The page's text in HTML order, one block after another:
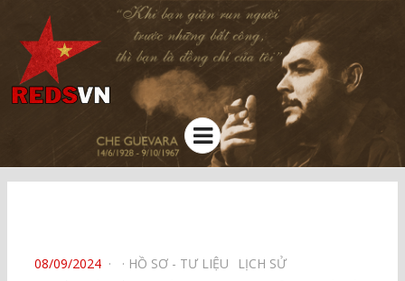
Kênh chia sẻ tri thức cộng đồng
Menu
POSTED
08/09/2024 HỒ SƠ - TƯ LIỆU⠀ LỊCH SỬ⠀